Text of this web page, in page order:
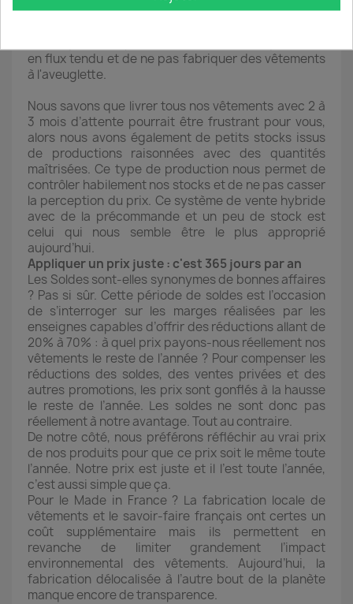
pièces pour livrer nos client-es et satisfaire les
en flux tendu et de ne pas fabriquer des vêtements
à l'aveuglette.
Nous savons que livrer tous nos vêtements avec 2 à
3 mois d’attente pourrait être frustrant pour vous,
alors nous avons également de petits stocks issus
de productions raisonnées avec des quantités
maîtrisées. Ce type de production nous permet de
contrôler habilement nos stocks et de ne pas casser
la perception du prix. Ce système de vente hybride
avec de la précommande et un peu de stock est
celui qui nous semble être le plus approprié
aujourd’hui.
Appliquer un prix juste : c'est 365 jours par an
Les Soldes sont-elles synonymes de bonnes affaires
? Pas si sûr. Cette période de soldes est l’occasion
de s’interroger sur les marges réalisées par les
enseignes capables d’offrir des réductions allant de
20% à 70% : à quel prix payons-nous réellement nos
vêtements le reste de l’année ? Pour compenser les
réductions des soldes, des ventes privées et des
autres promotions, les prix sont gonflés à la hausse
le reste de l’année. Les soldes ne sont donc pas
réellement à notre avantage. Tout au contraire.
De notre côté, nous préférons réfléchir au vrai prix
de nos produits pour que ce prix soit le même toute
l’année. Notre prix est juste et il l’est toute l’année,
c’est aussi simple que ça.
Pour le Made in France ? La fabrication locale de
vêtements et le savoir-faire français ont certes un
coût supplémentaire mais ils permettent en
revanche de limiter grandement l’impact
environnemental des vêtements. Aujourd’hui, la
fabrication délocalisée à l’autre bout de la planète
manque encore de transparence.